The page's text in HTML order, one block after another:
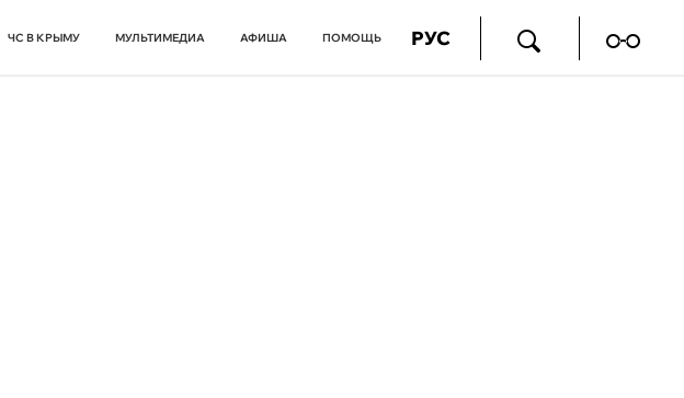
ЧС В КРЫМУ МУЛЬТИМЕДИА АФИША ПОМОЩЬ РУС